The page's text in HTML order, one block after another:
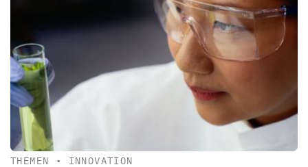
THEMEN • INNOVATION